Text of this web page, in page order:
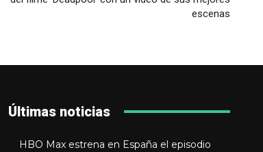
escenas
Últimas noticias
HBO Max estrena en España el episodio